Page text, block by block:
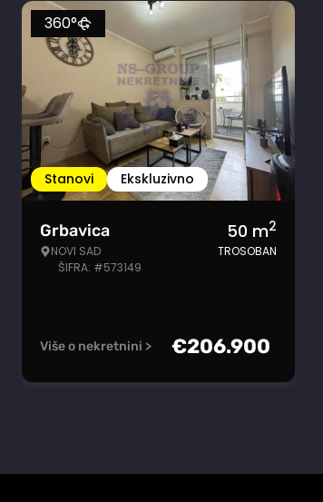
Stanovi Ekskluzivno
360°
Grbavica
NOVI SAD
ŠIFRA: #573149
50 m2
TROSOBAN
Više o nekretnini > €206.900